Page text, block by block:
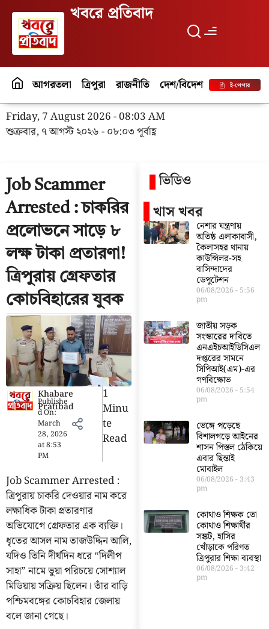
খবরে প্রতিবাদ
আগরতলা ত্রিপুরা রাজনীতি দেশ/বিদেশ পর্যটনই-পেপার
Friday, 7 August 2026 - 08:03 AM
শুক্রবার, ৭ আগস্ট ২০২৬ - ০৮:০৩ পূর্বাহ্ণ
Job Scammer
Arrested : চাকরির
প্রলোভনে সাড়ে ৮
লক্ষ টাকা প্রতারণা!
ত্রিপুরায় গ্রেফতার
কোচবিহারের যুবক
Khabare
Pratibad
Publishe
d On:
March
28, 2026
at8:53
PM
1
Minu
Te
Read
Job Scammer Arrested :
ত্রিপুরায় চাকরি দেওয়ার নাম করে
লক্ষাধিক টাকা প্রতারণার
অভিযোগে গ্রেফতার এক ব্যক্তি।
ধৃতের আসল নাম তাজউদ্দিন আলি,
যদিও তিনি দীর্ঘদিন ধরে “দিলীপ
সাহা” নামে ভুয়া পরিচয়ে সোশ্যাল
মিডিয়ায় সক্রিয় ছিলেন। তাঁর বাড়ি
পশ্চিমবঙ্গের কোচবিহার জেলায়
বলে জানা গেছে।
ভিডিও
খাস খবর
নেশার যন্ত্রণায়
অতিষ্ঠ এলাকাবাসী,
কৈলাসহর থানায়
কাউন্সিলর-সহ
বাসিন্দাদের
ডেপুটেশন
06/08/2026 5:56
pm
জাতীয় সড়ক
সংস্কারের দাবিতে
এনএইচআইডিসিএল
দপ্তরের সামনে
সিপিআই(এম)-এর
গণবিক্ষোভ
06/08/2026 5:54
pm
ভেঙ্গে পড়েছে
বিশালগড়ে আইনের
শাসন পিস্তল ঠেকিয়ে
এবার ছিন্তাই
মোবাইল
06/08/2026 3:43
pm
কোথাও শিক্ষক তো
কোথাও শিক্ষার্থীর
সঙ্কট, হাসির
খোঁড়াকে পরিণত
ত্রিপুরার শিক্ষা ব্যবস্থা
06/08/2026 3:42
pm